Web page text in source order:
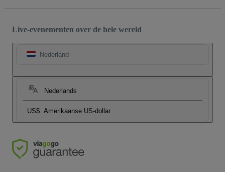
Live-evenementen over de hele wereld
Nederland
Nederlands
US$ Amerikaanse US-dollar